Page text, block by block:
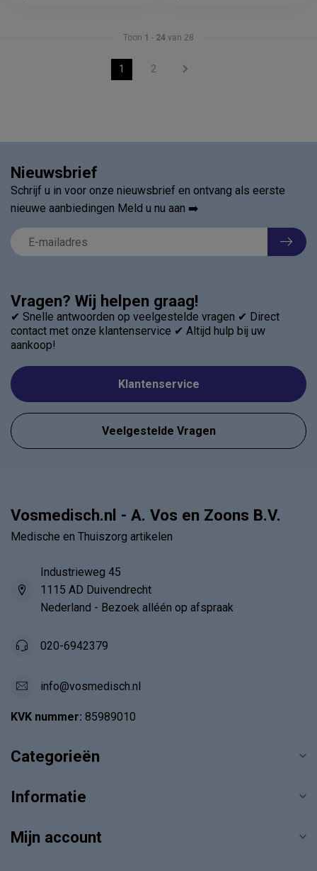
Toon 1 - 24 van 28
1 2
Vragen? Wij helpen graag!
✔ Snelle antwoorden op veelgestelde vragen ✔ Direct
contact met onze klantenservice ✔ Altijd hulp bij uw
aankoop!
Klantenservice
Veelgestelde Vragen
Nieuwsbrief
Schrijf u in voor onze nieuwsbrief en ontvang als eerste
nieuwe aanbiedingen Meld u nu aan ➡️
Vosmedisch.nl - A. Vos en Zoons B.V.
Medische en Thuiszorg artikelen
Industrieweg 45
1115 AD Duivendrecht
Nederland - Bezoek alléén op afspraak
020-6942379
info@vosmedisch.nl
KVK nummer: 85989010
Categorieën
Informatie
Mijn account